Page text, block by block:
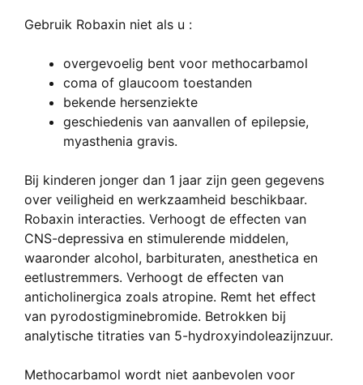
Gebruik Robaxin niet als u :
overgevoelig bent voor methocarbamol
coma of glaucoom toestanden
bekende hersenziekte
geschiedenis van aanvallen of epilepsie,
myasthenia gravis.
Bij kinderen jonger dan 1 jaar zijn geen gegevens
over veiligheid en werkzaamheid beschikbaar.
Robaxin interacties. Verhoogt de effecten van
CNS-depressiva en stimulerende middelen,
waaronder alcohol, barbituraten, anesthetica en
eetlustremmers. Verhoogt de effecten van
anticholinergica zoals atropine. Remt het effect
van pyrodostigminebromide. Betrokken bij
analytische titraties van 5-hydroxyindoleazijnzuur.
Methocarbamol wordt niet aanbevolen voor